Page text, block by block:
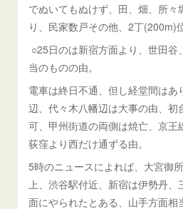
でぬいてもぬけず、田、畑、所々
り、民家数戸その他、2丁(200m)
○25日のは新宿方面より、世田谷
当のものの由。
電車は終日不通、但し経堂間は
辺、代々木八幡辺は大事の由、初
可、甲州街道の両側は焼亡、京王
荻窪より西だけ通ずる由。
5時のニュースによれば、大宮御
上、渋谷駅付近、新宿は伊勢丹、
面にやられたとある、山手方面相